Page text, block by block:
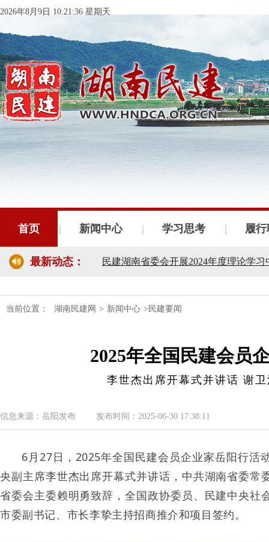
2026年8月9日 10:21:36 星期天
首页 新闻中心 学习思考 履
最新动态：
民建湖南省十届十次常委会议召开
民建湖南省委会开展2024年度理论学
民建湖南省委会召开全省组织建设工作
民建湖南省十届十次常委会议召开
民建湖南省委会开展2024年度理论学
当前位置： 湖南民建网 > 新闻中心 >民建要闻
2025年全国民建会员
李世杰出席开幕式并讲话 谢
信息来源：岳阳发布 发布时间：2025-06-30 17:38:11
6月 27日， 2025年全国民建会员企业家岳阳行活
央副主席李世杰出席开幕式并讲话，中共湖南省委
省委会主委赖明勇致辞，全国政协委员、民建中央
市委副书记、市长李挚主持招商推介和项目签约。